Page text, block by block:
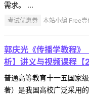
需求。 ...
考试优惠券 本站小编 Free
郭庆光《传播学教程》
析】讲义与视频课程【
普通高等教育十一五国家
著）是我国高校广泛采用